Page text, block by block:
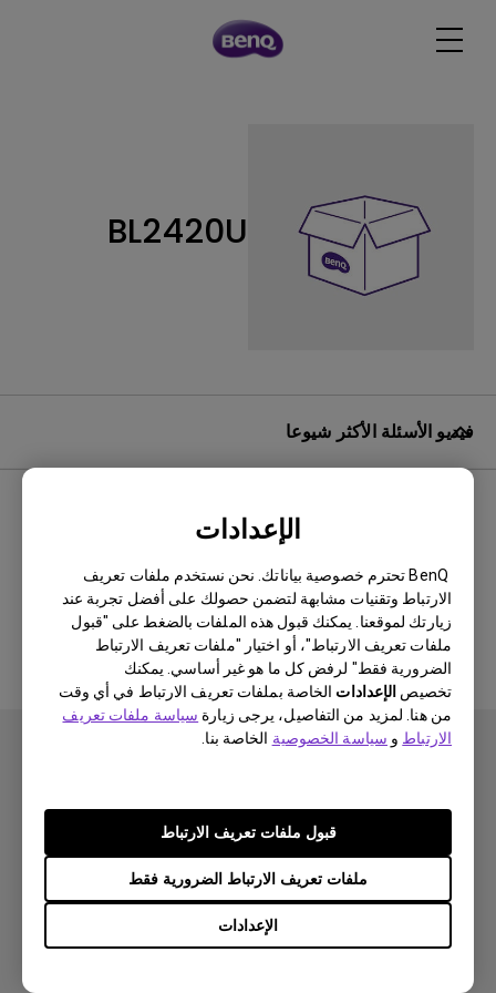
الإعدادات
BenQ تحترم خصوصية بياناتك. نحن نستخدم ملفات تعريف
الارتباط وتقنيات مشابهة لتضمن حصولك على أفضل تجربة عند
زيارتك لموقعنا. يمكنك قبول هذه الملفات بالضغط على "قبول
ملفات تعريف الارتباط"، أو اختيار "ملفات تعريف الارتباط
الضرورية فقط" لرفض كل ما هو غير أساسي. يمكنك
تخصيص الإعدادات الخاصة بملفات تعريف الارتباط في أي وقت
من هنا. لمزيد من التفاصيل، يرجى زيارة سياسة ملفات تعريف
الارتباط و سياسة الخصوصية الخاصة بنا.
الإعدادات
ملفات تعريف الارتباط الضرورية فقط
قبول ملفات تعريف الارتباط
BL2420U
فيديو الأسئلة الأكثر شيوعا
لا توجد مقاطع فيديو ذات صلة
حلول